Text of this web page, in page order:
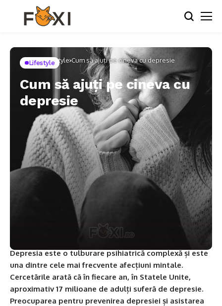
Home Lifestyle Cum să ajuți pe cineva cu depresie
Lifestyle
Cum să ajuți pe cineva cu
depresie
Depresia este o tulburare psihiatrică complexă și este
una dintre cele mai frecvente afecțiuni mintale.
Cercetările arată că în fiecare an, în Statele Unite,
aproximativ 17 milioane de adulți suferă de depresie.
Preocuparea pentru prevenirea depresiei și asistarea